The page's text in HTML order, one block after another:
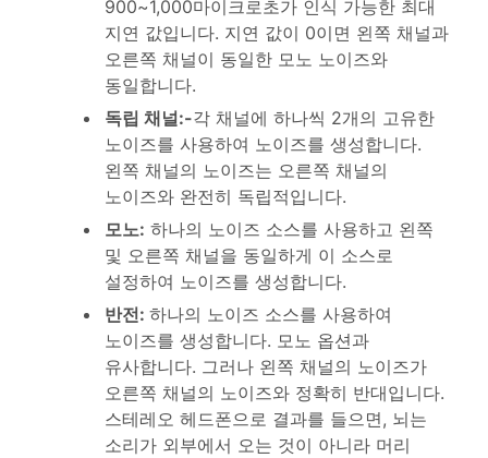
900~1,000마이크로초가 인식 가능한 최대
지연 값입니다. 지연 값이 0이면 왼쪽 채널과
오른쪽 채널이 동일한 모노 노이즈와
동일합니다.
독립 채널:-각 채널에 하나씩 2개의 고유한
노이즈를 사용하여 노이즈를 생성합니다.
왼쪽 채널의 노이즈는 오른쪽 채널의
노이즈와 완전히 독립적입니다.
모노: 하나의 노이즈 소스를 사용하고 왼쪽
및 오른쪽 채널을 동일하게 이 소스로
설정하여 노이즈를 생성합니다.
반전: 하나의 노이즈 소스를 사용하여
노이즈를 생성합니다. 모노 옵션과
유사합니다. 그러나 왼쪽 채널의 노이즈가
오른쪽 채널의 노이즈와 정확히 반대입니다.
스테레오 헤드폰으로 결과를 들으면, 뇌는
소리가 외부에서 오는 것이 아니라 머리